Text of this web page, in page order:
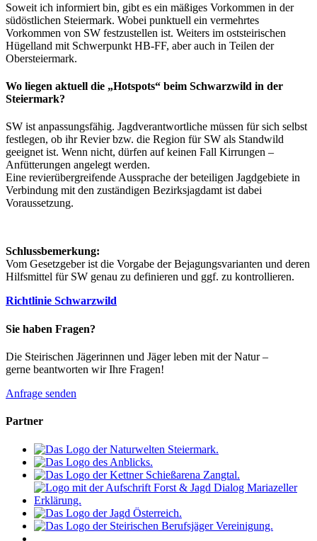
Soweit ich informiert bin, gibt es ein mäßiges Vorkommen in der
südöstlichen Steiermark. Wobei punktuell ein vermehrtes
Vorkommen von SW festzustellen ist. Weiters im oststeirischen
Hügelland mit Schwerpunkt HB-FF, aber auch in Teilen der
Obersteiermark.
Wo liegen aktuell die „Hotspots“ beim Schwarzwild in der
Steiermark?
SW ist anpassungsfähig. Jagdverantwortliche müssen für sich selbst
festlegen, ob ihr Revier bzw. die Region für SW als Standwild
geeignet ist. Wenn nicht, dürfen auf keinen Fall Kirrungen –
Anfütterungen angelegt werden.
Eine revierübergreifende Aussprache der beteiligen Jagdgebiete in
Verbindung mit den zuständigen Bezirksjagdamt ist dabei
Voraussetzung.
Schlussbemerkung:
Vom Gesetzgeber ist die Vorgabe der Bejagungsvarianten und deren
Hilfsmittel für SW genau zu definieren und ggf. zu kontrollieren.
Richtlinie Schwarzwild
Sie haben Fragen?
Die Steirischen Jägerinnen und Jäger leben mit der Natur –
gerne beantworten wir Ihre Fragen!
Anfrage senden
Partner